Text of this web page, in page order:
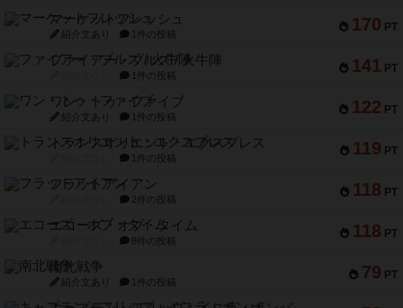
170 PT
マーケットフレッシュ
紹介文あり 1件の投稿
141 PT
ファイアー・ブルズ / 火牛陣
1件の投稿
122 PT
ワン・トゥ・ファイブ
紹介文あり 1件の投稿
119 PT
トランスオリエント・エクスプレス
1件の投稿
118 PT
フラットアイアン
2件の投稿
118 PT
エコーズ・オブ・タイム
8件の投稿
79 PT
南北戦争
紹介文あり 1件の投稿